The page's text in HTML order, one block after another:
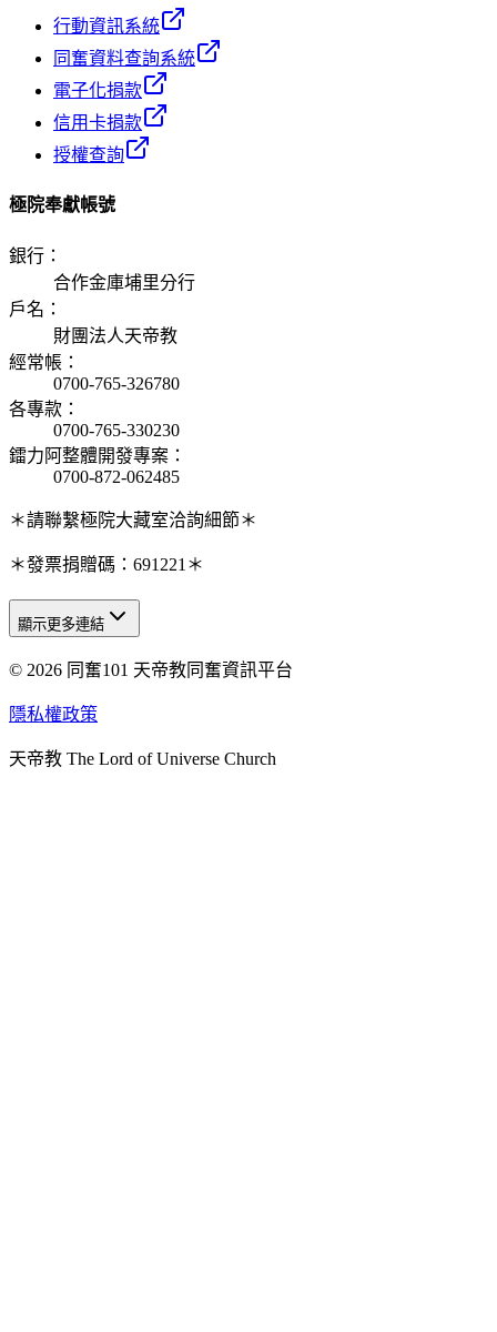
行動資訊系統
同奮資料查詢系統
電子化捐款
信用卡捐款
授權查詢
極院奉獻帳號
銀行 ：
合作金庫埔里分行
戶名 ：
財團法人天帝教
經常帳 ：
0700-765-326780
各專款 ：
0700-765-330230
鐳力阿整體開發專案 ：
0700-872-062485
＊請聯繫極院大藏室洽詢細節＊
＊發票捐贈碼：691221＊
天人研究總院
天人研究學院
天人炁功院
顯示更多連結
© 2026 同奮101 天帝教同奮資訊平台
隱私權政策
天帝教 The Lord of Universe Church